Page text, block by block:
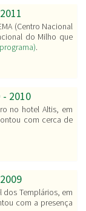
(Centro Nacional
do Milho que
.
- 2010
no hotel Altis, em
com cerca de
Templários, em
com a presença